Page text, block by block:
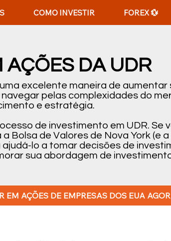
COMO INVESTIR FOREX 💱
AÇÕES DA UDR
excelente maneira de
pelas complexidades do
e estratégia.
de investimento em UDR.
Bolsa de Valores de Nova York (e
lo a tomar decisões de
sua abordagem de
EM AÇÕES DE EMPRESAS DOS EUA